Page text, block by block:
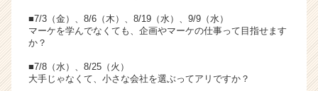
■7/3（金）、8/6（木）、8/19（水）、9/9（水）
マーケを学んでなくても、企画やマーケの仕事って目指せます
か？
■7/8（水）、8/25（火）
大手じゃなくて、小さな会社を選ぶってアリですか？